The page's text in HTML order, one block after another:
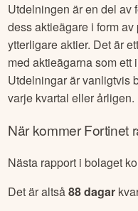
Utdelningen är en del av
dess aktieägare i form
ytterligare aktier. Det är
med aktieägarna som ett
Utdelningar är vanligtvis
varje kvartal eller årligen.
När kommerFortinet
Nästa rapport i bolaget
Det är altså88dagar